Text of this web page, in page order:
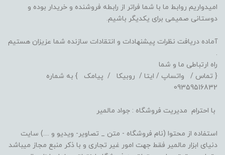
امیدواریم روابط ما با شما فراتر از رابطه فروشنده و خریدار بوده و
دوستانی صمیمی برای یکدیگر باشیم.
آماده دریافت نظرات پیشنهادات و انتقادات سازنده شما عزیزان هستیم
.
راه ارتباطی ما و شما
{ تماس / واتساپ / ایتا / روبیکا / پیامک } به شماره
09359516832
با احترام مدیریت فروشگاه : جواد مالمیر
استفاده از محتوا (نام فروشگاه - متن _ تصاویر- ویدیو و ....) سایت
دنیای ابزار مالمیر فقط جهت امور غیر تجاری و با ذکر منبع مجاز میباشد